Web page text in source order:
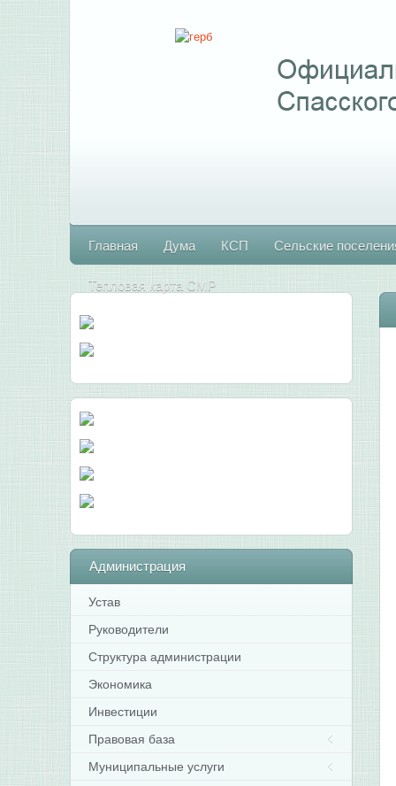
Главная Дума КСП Сельские
Тепловая карта СМР
Администрация
Устав
Руководители
Структура администрации
Экономика
Инвестиции
Правовая база
Муниципальные услуги